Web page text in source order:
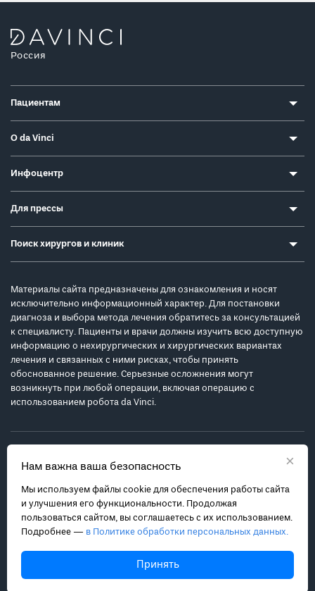
×
Нам важна ваша безопасность
Мы используем файлы cookie для обеспечения работы сайта
и улучшения его функциональности. Продолжая
пользоваться сайтом, вы соглашаетесь с их использованием.
Подробнее — в Политике обработки персональных данных.
Принять
Россия
Пациентам
О da Vinci
Инфоцентр
Для прессы
Поиск хирургов и клиник
Материалы сайта предназначены для ознакомления и носят
исключительно информационный характер. Для постановки
диагноза и выбора метода лечения обратитесь за консультацией
к специалисту. Пациенты и врачи должны изучить всю доступную
информацию о нехирургических и хирургических вариантах
лечения и связанных с ними рисках, чтобы принять
обоснованное решение. Серьезные осложнения могут
возникнуть при любой операции, включая операцию с
использованием робота da Vinci.
Политика обработки персональных данных
Соглашение с пользователем
Карта сайта